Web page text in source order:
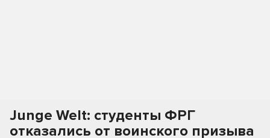
Junge Welt: студенты ФРГ
отказались от воинского призыва